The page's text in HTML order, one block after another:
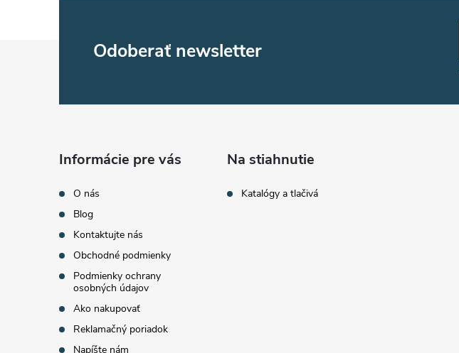
Odoberať newsletter
Informácie pre vás
O nás
Blog
Kontaktujte nás
Obchodné podmienky
Podmienky ochrany
osobných údajov
Ako nakupovať
Reklamačný poriadok
Napíšte nám
Na stiahnutie
Katalógy a tlačivá